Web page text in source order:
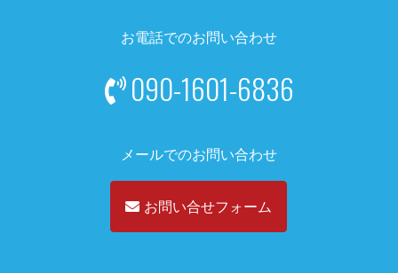
お電話でのお問い合わせ
090-1601-6836
メールでのお問い合わせ
お問い合せフォーム